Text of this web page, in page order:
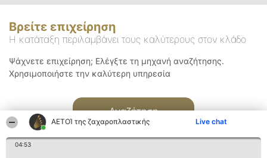
ΑΕΤΟΊ της ζαχαροπλαστικής Live chat
04:53
Βρείτε επιχείρηση
Η κατάταξη περιλαμβάνει τους καλύτερους στον κλάδο
Ψάχνετε επιχείρηση; Ελέγξτε τη μηχανή αναζήτησης.
Χρησιμοποιήστε την καλύτερη υπηρεσία
Αναζήτηση